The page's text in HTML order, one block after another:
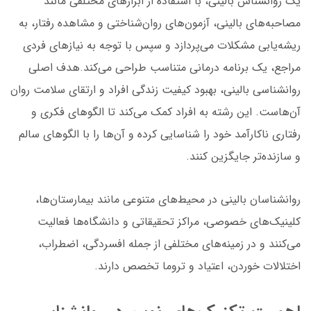
مصاحبه‌های بالینی، آزمون‌های روان‌شناختی و مشاهده رفتار، به
ریشه‌یابی مشکلات می‌پردازد و سپس با توجه به نیازهای فردی
مراجع، یک برنامه درمانی متناسب طراحی می‌کند.هدف اصلی
روانشناسی بالینی، بهبود کیفیت زندگی افراد و ارتقای سلامت روان
آن‌هاست. این رشته به افراد کمک می‌کند تا الگوهای فکری و
رفتاری ناکارآمد خود را شناسایی کرده و آن‌ها را با الگوهای سالم
و سازنده‌تر جایگزین کنند.
روانشناسان بالینی در محیط‌های متنوعی مانند بیمارستان‌ها،
کلینیک‌های خصوصی، مراکز تحقیقاتی و دانشگاه‌ها فعالیت
می‌کنند و در زمینه‌های مختلفی از جمله افسردگی، اضطراب،
اختلالات خوردن، اعتیاد و تروما تخصص دارند.